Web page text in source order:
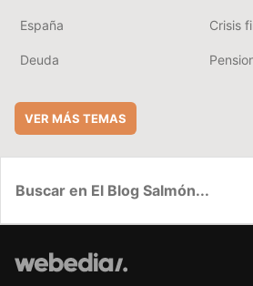
España Crisis
Deuda
VER MÁS TEMAS